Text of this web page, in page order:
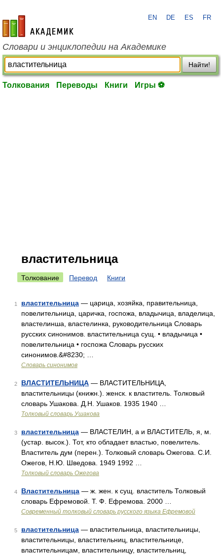
academic.ru
EN DE ES FR
Словари и энциклопедии на Академике
Найти!
Толкования Переводы Книги Игры ⚽
властительница
Толкование Перевод Книги
1 властительница — царица, хозяйка, правительница,
повелительница, царичка, госпожа, владычица, владелица,
властелинша, властелинка, руководительница Словарь
русских синонимов. властительница сущ. • владычица •
повелительница • госпожа Словарь русских
синонимов.&#8230; …
Словарь синонимов
2 ВЛАСТИТЕЛЬНИЦА — ВЛАСТИТЕЛЬНИЦА,
властительницы (книжн.). женск. к властитель. Толковый
словарь Ушакова. Д.Н. Ушаков. 1935 1940 …
Толковый словарь Ушакова
3 властительница — ВЛАСТЕЛИН, а и ВЛАСТИТЕЛЬ, я, м.
(устар. высок.). Тот, кто обладает властью, повелитель.
Властитель дум (перен.). Толковый словарь Ожегова. С.И.
Ожегов, Н.Ю. Шведова. 1949 1992 …
Толковый словарь Ожегова
4 Властительница — ж. жен. к сущ. властитель Толковый
словарь Ефремовой. Т. Ф. Ефремова. 2000 …
Современный толковый словарь русского языка Ефремовой
5 властительница — властительница, властительницы,
властительницы, властительниц, властительнице,
властительницам, властительницу, властительниц,